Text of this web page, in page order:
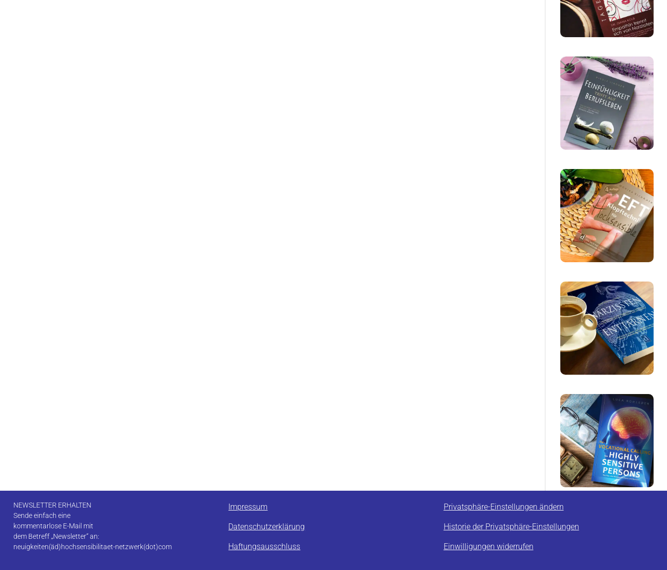
NEWSLETTER ERHALTEN
Sende einfach eine
kommentarlose E-Mail mit
dem Betreff „Newsletter“ an:
neuigkeiten(äd)hochsensibilitaet-netzwerk(dot)com
Impressum
Datenschutzerklärung
Haftungsausschluss
Privatsphäre-Einstellungen ändern
Historie der Privatsphäre-Einstellungen
Einwilligungen widerrufen